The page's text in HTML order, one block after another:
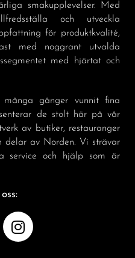
smakupplevelser. Med
och utveckla
för produktkvalité,
med noggrant utvalda
med hjärtat och
gånger vunnit fina
de stolt här på vår
av butiker, restauranger
delar av Norden. Vi strävar
och hjälp som är